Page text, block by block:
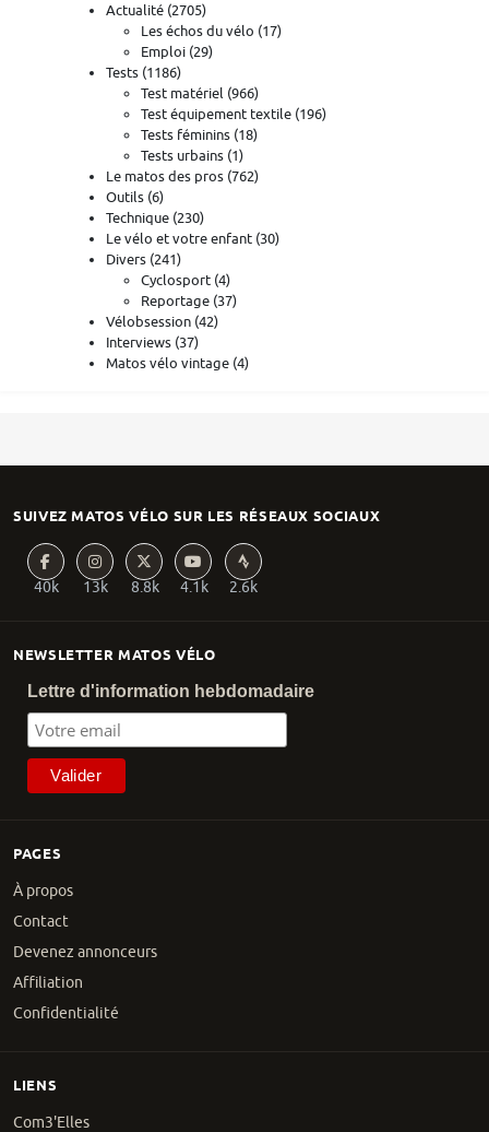
Actualité (2705)
Les échos du vélo (17)
Emploi (29)
Tests (1186)
Test matériel (966)
Test équipement textile (196)
Tests féminins (18)
Tests urbains (1)
Le matos des pros (762)
Outils (6)
Technique (230)
Le vélo et votre enfant (30)
Divers (241)
Cyclosport (4)
Reportage (37)
Vélobsession (42)
Interviews (37)
Matos vélo vintage (4)
PAGES
À propos
Contact
Devenez annonceurs
Affiliation
Confidentialité
NEWSLETTER MATOS VÉLO
Lettre d'information hebdomadaire
SUIVEZ MATOS VÉLO SUR LES RÉSEAUX SOCIAUX
40k 13k 8.8k 4.1k 2.6k
LIENS
Com3'Elles